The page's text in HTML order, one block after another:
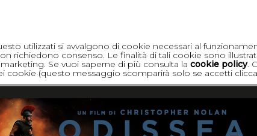
utilizzati si avvalgono di cookie necessari al
richiedono consenso. Le finalità di tali cookie sono
Se vuoi saperne di più consulta la cookie policy.
cookie (questo messaggio scomparirà solo se accetti